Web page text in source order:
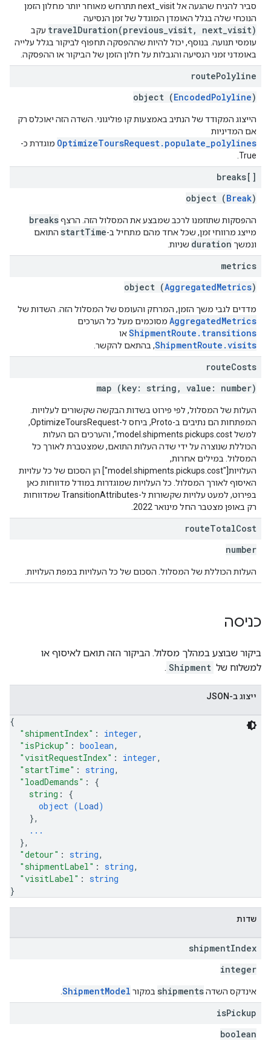
סביר להניח שהגעה אל next_visit תתרחש מאוחר יותר מחלון הזמן
הנוכחי שלה בגלל האומדן המוגדל של זמן הנסיעה
travelDuration(previous_visit, next_visit) עקב
עומסי תנועה. בנוסף, יכול להיות שההפסקה תחפוף לביקור בגלל עלייה
באומדני זמני הנסיעה והגבלות על חלון הזמן של הביקור או ההפסקה.
routePolyline
object (EncodedPolyline)
הייצוג המקודד של הנתיב באמצעות קו פוליגוני. השדה הזה יאוכלס רק
אם המדיניות
OptimizeToursRequest.populate_polylines מוגדרת כ-
True.
breaks[]
object (Break)
ההפסקות שתוזמנו לרכב שמבצע את המסלול הזה. הרצףbreaks
מייצג מרווחי זמן, שכל אחד מהם מתחיל ב-startTime התואם
ונמשך duration שניות.
metrics
object (AggregatedMetrics)
מדדים לגבי משך הזמן, המרחק והעומס של המסלול הזה. השדות של
AggregatedMetrics מסוכמים מעל כל הערכים
ShipmentRoute.transitionsאו
ShipmentRoute.visits, בהתאם להקשר.
routeCosts
map (key: string, value: number)
העלות של המסלול, לפי פירוט בשדות הבקשה שקשורים לעלויות.
המפתחות הם נתיבים ב-Proto, ביחס ל-OptimizeToursRequest,
למשל model.shipments.pickups.cost", והערכים הם העלות
הכוללת שנוצרה על ידי שדה העלות התואם, שמצטברת לאורך כל
המסלול. במילים אחרות,
העלויות["model.shipments.pickups.cost"] הן הסכום של כל עלויות
האיסוף לאורך המסלול. כל העלויות שמוגדרות במודל מדווחות כאן
בפירוט, למעט עלויות שקשורות ל-TransitionAttributes שמדווחות
רק באופן מצטבר החל מינואר 2022.
routeTotalCost
number
העלות הכוללת של המסלול. הסכום של כל העלויות במפת העלויות.
כניסה
ביקור שבוצע במהלך מסלול. הביקור הזה תואם לאיסוף או
למשלוח של Shipment
.
ייצוג ב-JSON
{
"shipmentIndex" : integer,
"isPickup" : boolean,
"visitRequestIndex" : integer,
"startTime" : string,
"loadDemands" : {
string : {
object (Load)
},
...
},
"detour" : string,
"shipmentLabel" : string,
"visitLabel" : string
}
שדות
shipmentIndex
integer
אינדקס השדהshipments במקור ShipmentModel
isPickup
boolean